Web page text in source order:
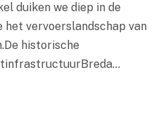
duiken we diep in de
vervoerslandschap van
historische